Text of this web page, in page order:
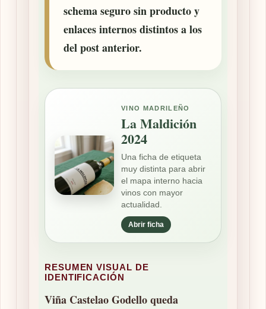
schema seguro sin producto y
enlaces internos distintos a los
del post anterior.
VINO MADRILEÑO
La Maldición
2024
Una ficha de etiqueta
muy distinta para abrir
el mapa interno hacia
vinos con mayor
actualidad.
Abrir ficha
RESUMEN VISUAL DE
IDENTIFICACIÓN
Viña Castelao Godello queda